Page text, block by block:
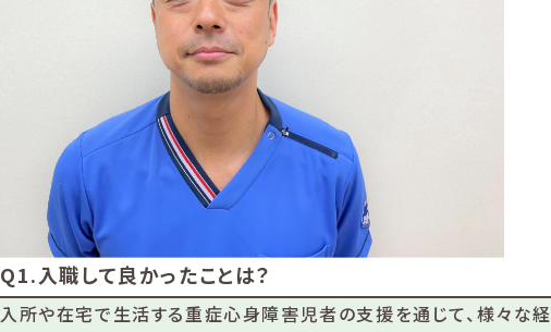
Q1.入職して良かったことは？
入所や在宅で生活する重症心身障害児者の支援を通じて、様々な経